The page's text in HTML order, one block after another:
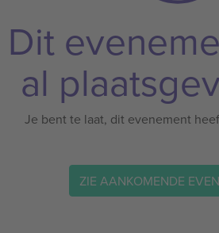
Dit
al
Je bent te laat, dit evenement
ZIE AANKOMENDE